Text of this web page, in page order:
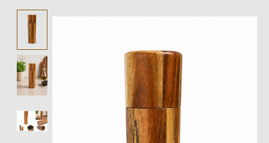
Product image slideshow Items